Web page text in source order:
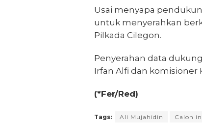
Usai menyapa
untuk menyerahkan
Pilkada Cilegon.
Penyerahan data
Irfan Alfi dan komisioner
(*Fer/Red)
Tags: Ali Mujahidin Calon